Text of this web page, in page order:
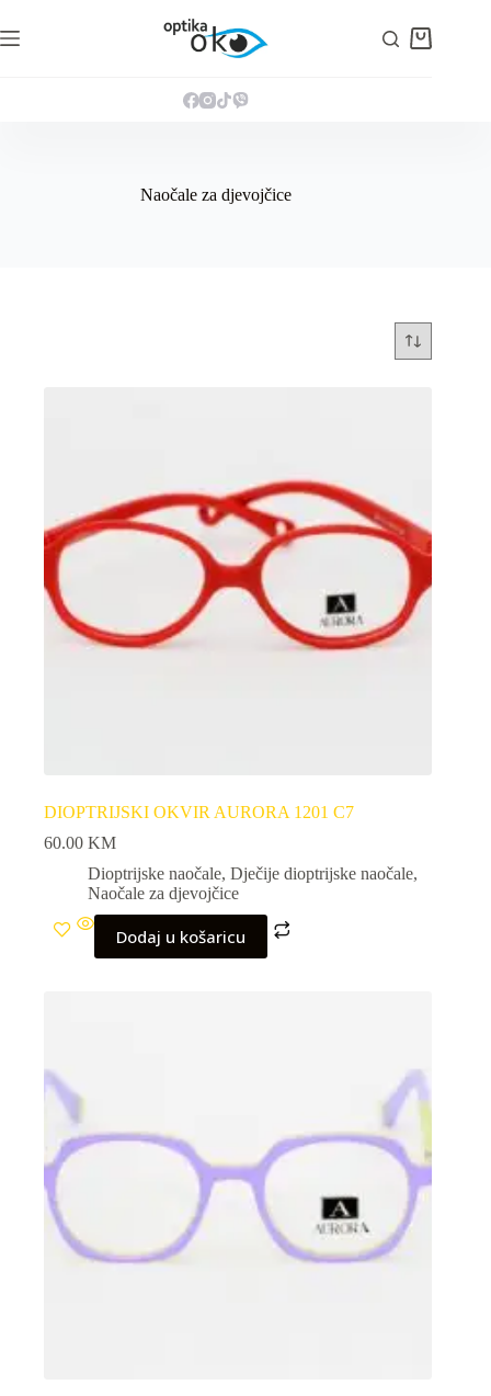
na
sadržaj
Košarica
Naočale za djevojčice
DIOPTRIJSKI OKVIR AURORA 1201 C7
60.00 KM
Dioptrijske naočale, Dječije dioptrijske naočale,
Naočale za djevojčice
Dodaj u košaricu